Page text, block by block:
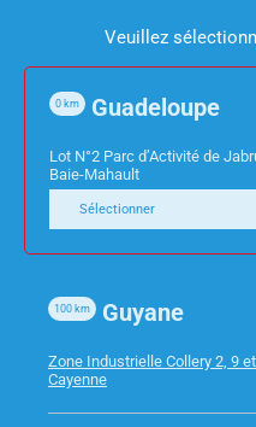
TV
SRT43UA6203 UHD/4K
Veuillez
Guadeloupe
0 km
Lot N°2 Parc d’Activité de
Baie-Mahault
Sélectionner
Guyane
100 km
Zone Industrielle Collery 2, 9
Cayenne